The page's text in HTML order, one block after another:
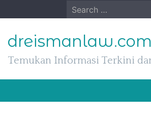
to
Search
for:
dreismanlaw.com
Temukan Informasi Terkini